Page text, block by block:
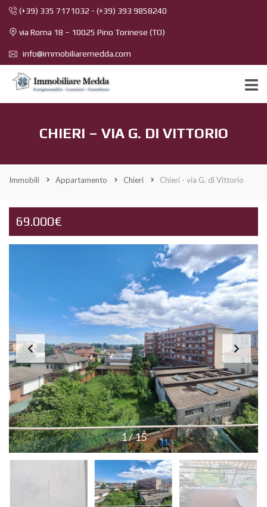
(+39) 335 7171032 - (+39) 393 9858240
via Roma 18 – 10025 Pino Torinese (TO)
info@immobiliaremedda.com
CHIERI – VIA G. DI VITTORIO
Immobili Appartamento Chieri Chieri - via G. di Vittorio
69.000€
1/15